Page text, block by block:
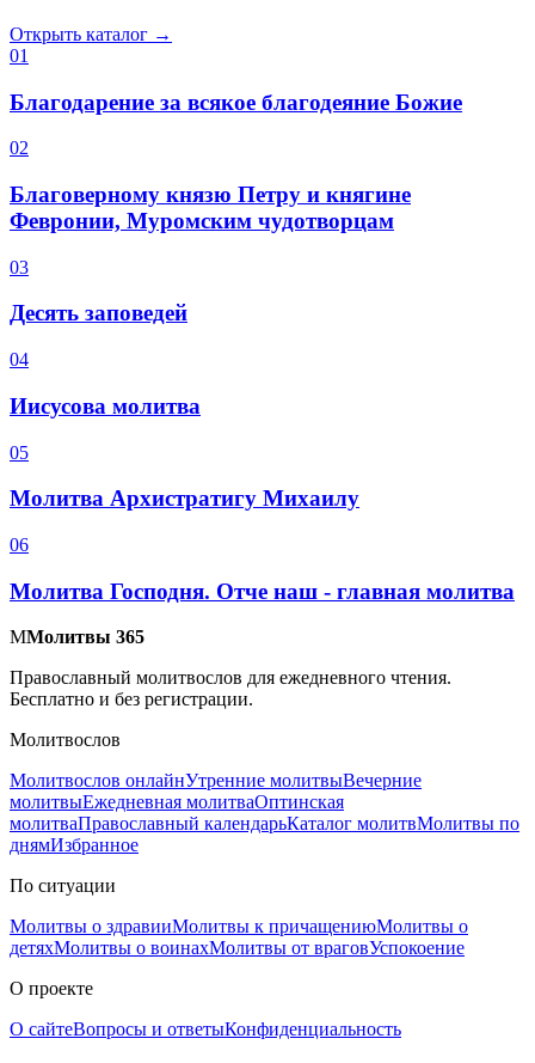
Открыть каталог →
01
Благодарение за всякое благодеяние Божие
02
Благоверному князю Петру и княгине
Февронии, Муромским чудотворцам
03
Десять заповедей
04
Иисусова молитва
05
Молитва Архистратигу Михаилу
06
Молитва Господня. Отче наш - главная молитва
ММолитвы 365
Православный молитвослов для ежедневного чтения.
Бесплатно и без регистрации.
Молитвослов
Молитвослов онлайнУтренние молитвыВечерние
молитвыЕжедневная молитваОптинская
молитваПравославный календарьКаталог молитвМолитвы по
днямИзбранное
По ситуации
Молитвы о здравииМолитвы к причащениюМолитвы о
детяхМолитвы о воинахМолитвы от враговУспокоение
О проекте
О сайтеВопросы и ответыКонфиденциальность